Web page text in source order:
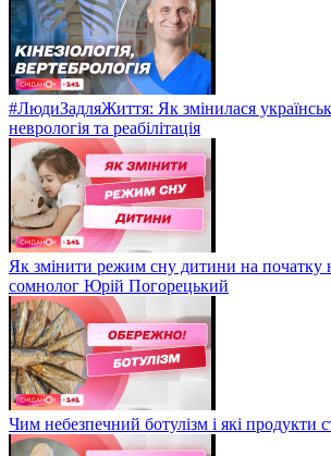
#ЛюдиЗадляЖиття: Як змінилася
неврологія та реабілітація
Як змінити режим сну дитини на початку
сомнолог Юрій Погорецький
Чим небезпечний ботулізм і які продукти